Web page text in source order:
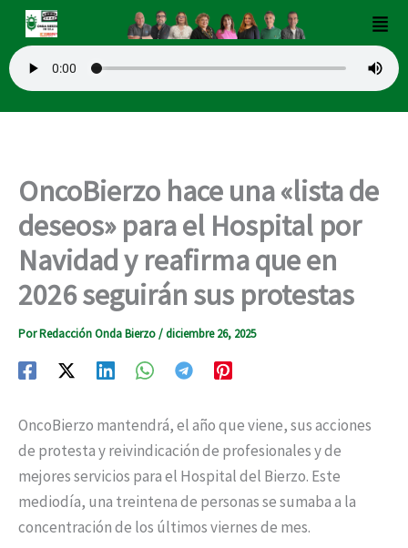
contenido
OncoBierzo hace una «lista de
deseos» para el Hospital por
Navidad y reafirma que en
2026 seguirán sus protestas
PorRedacción Onda Bierzo/diciembre 26, 2025
OncoBierzo mantendrá, el año que viene, sus acciones
de protesta y reivindicación de profesionales y de
mejores servicios para el Hospital del Bierzo. Este
mediodía, una treintena de personas se sumaba a la
concentración de los últimos viernes de mes.